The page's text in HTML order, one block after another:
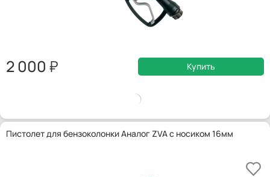
2 000 Купить
Пистолет для бензоколонки Аналог ZVA с носиком 16мм